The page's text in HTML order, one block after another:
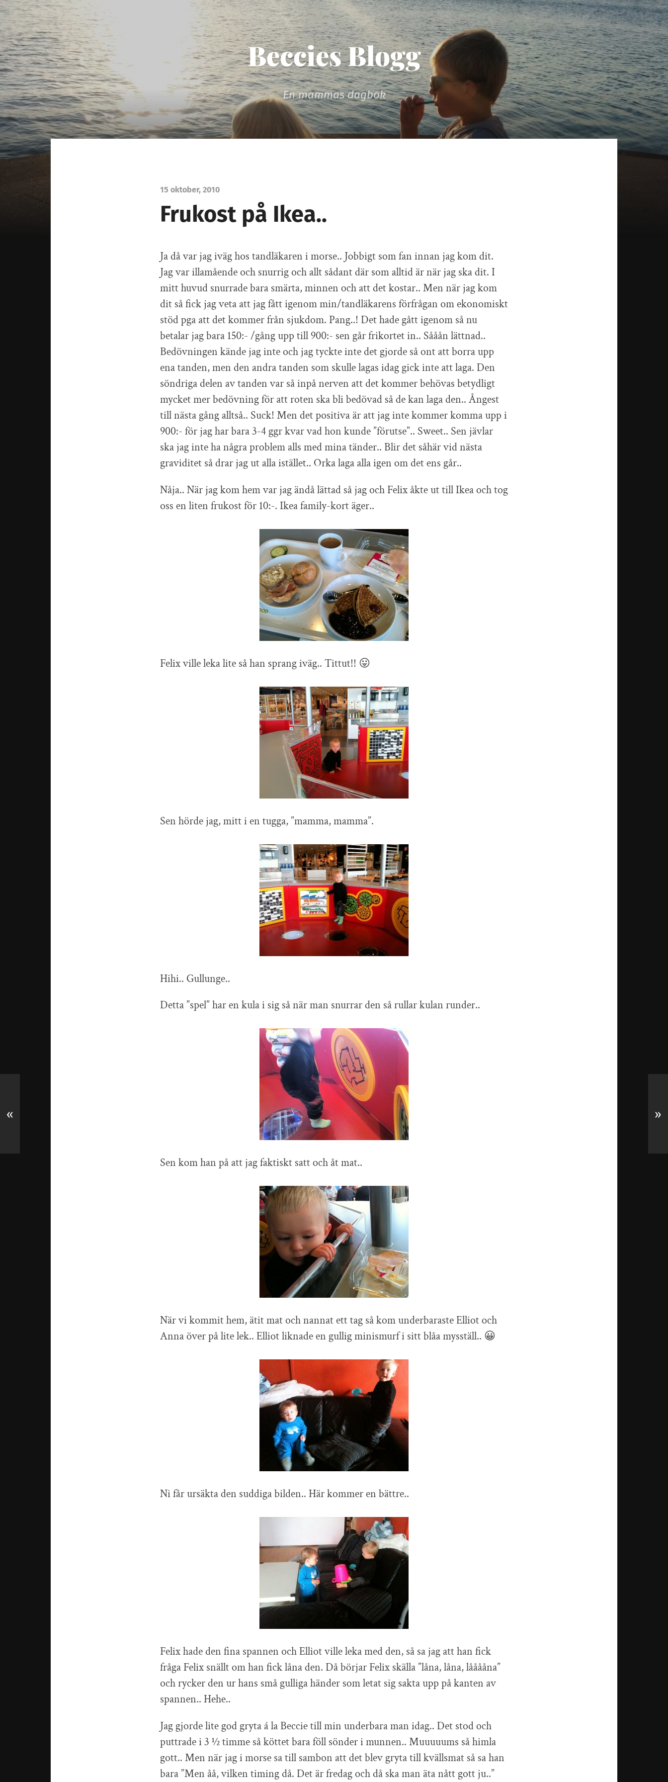
Beccies Blogg
En mammas dagbok
15 oktober, 2010
Frukost på Ikea..
Ja då var jag iväg hos tandläkaren i morse.. Jobbigt som fan innan jag kom dit.
Jag var illamående och snurrig och allt sådant där som alltid är när jag ska dit. I
mitt huvud snurrade bara smärta, minnen och att det kostar.. Men när jag kom
dit så fick jag veta att jag fått igenom min/tandläkarens förfrågan om ekonomiskt
stöd pga att det kommer från sjukdom. Pang..! Det hade gått igenom så nu
betalar jag bara 150:- /gång upp till 900:- sen går frikortet in.. Sååån lättnad..
Bedövningen kände jag inte och jag tyckte inte det gjorde så ont att borra upp
ena tanden, men den andra tanden som skulle lagas idag gick inte att laga. Den
söndriga delen av tanden var så inpå nerven att det kommer behövas betydligt
mycket mer bedövning för att roten ska bli bedövad så de kan laga den.. Ångest
till nästa gång alltså.. Suck! Men det positiva är att jag inte kommer komma upp i
900:- för jag har bara 3-4 ggr kvar vad hon kunde ”förutse”.. Sweet.. Sen jävlar
ska jag inte ha några problem alls med mina tänder.. Blir det såhär vid nästa
graviditet så drar jag ut alla istället.. Orka laga alla igen om det ens går..
Nåja.. När jag kom hem var jag ändå lättad så jag och Felix åkte ut till Ikea och tog
oss en liten frukost för 10:-. Ikea family-kort äger..
Felix ville leka lite så han sprang iväg.. Tittut!! 😛
Sen hörde jag, mitt i en tugga, ”mamma, mamma”.
Hihi.. Gullunge..
Detta ”spel” har en kula i sig så när man snurrar den så rullar kulan runder..
Sen kom han på att jag faktiskt satt och åt mat..
När vi kommit hem, ätit mat och nannat ett tag så kom underbaraste Elliot och
Anna över på lite lek.. Elliot liknade en gullig minismurf i sitt blåa mysställ.. 😀
Ni får ursäkta den suddiga bilden.. Här kommer en bättre..
Felix hade den fina spannen och Elliot ville leka med den, så sa jag att han fick
fråga Felix snällt om han fick låna den. Då börjar Felix skälla ”låna, låna, lååååna”
och rycker den ur hans små gulliga händer som letat sig sakta upp på kanten av
spannen.. Hehe..
Jag gjorde lite god gryta á la Beccie till min underbara man idag.. Det stod och
puttrade i 3 ½ timme så köttet bara föll sönder i munnen.. Muuuuums så himla
gott.. Men när jag i morse sa till sambon att det blev gryta till kvällsmat så sa han
bara ”Men åå, vilken timing då. Det är fredag och då ska man äta nått gott ju..”
« »